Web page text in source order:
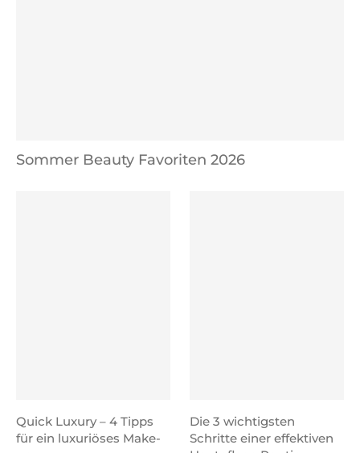
Sommer Beauty Favoriten 2026
Quick Luxury – 4 Tipps
für ein luxuriöses Make-
Die 3 wichtigsten
Schritte einer effektiven